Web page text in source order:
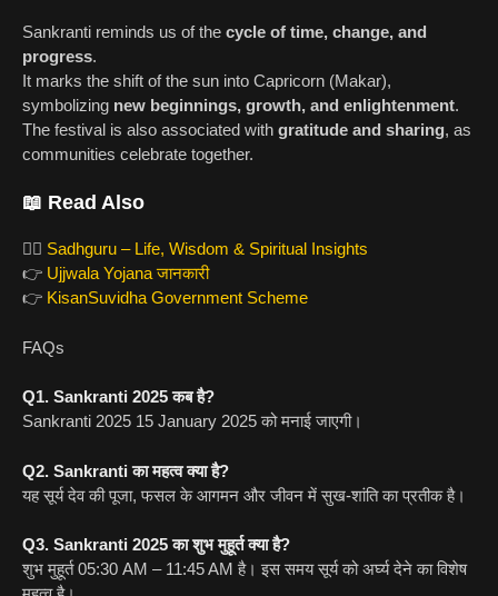
Sankranti reminds us of the cycle of time, change, and
progress.
It marks the shift of the sun into Capricorn (Makar),
symbolizing new beginnings, growth, and enlightenment.
The festival is also associated with gratitude and sharing, as
communities celebrate together.
📖 Read Also
🧘‍♂️ Sadhguru – Life, Wisdom & Spiritual Insights
👉 Ujjwala Yojana जानकारी
👉 KisanSuvidha Government Scheme
FAQs
Q1. Sankranti 2025 कब है?
Sankranti 2025 15 January 2025 को मनाई जाएगी।
Q2. Sankranti का महत्व क्या है?
यह सूर्य देव की पूजा, फसल के आगमन और जीवन में सुख-शांति का प्रतीक है।
Q3. Sankranti 2025 का शुभ मुहूर्त क्या है?
शुभ मुहूर्त 05:30 AM – 11:45 AM है। इस समय सूर्य को अर्घ्य देने का विशेष